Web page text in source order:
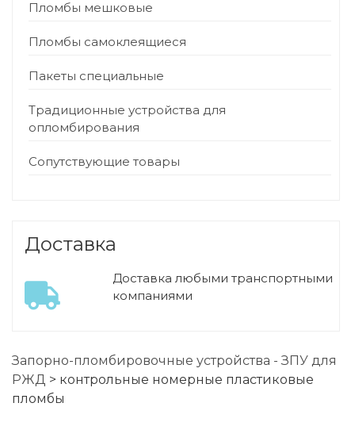
Пломбы мешковые
Пломбы самоклеящиеся
Пакеты специальные
Традиционные устройства для
опломбирования
Сопутствующие товары
Доставка
Доставка любыми транспортными
компаниями
Запорно-пломбировочные устройства - ЗПУ для
РЖД > контрольные номерные пластиковые
пломбы